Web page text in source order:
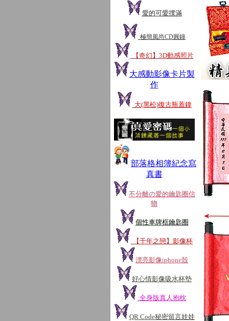
愛的可愛撲滿
極簡風尚CD圓鐘
【奇幻】3D動感照片
大感動影像卡片製
作
大(黑松)復古瓶蓋鐘
部落格相簿紀念寫
真書
不分離の愛的鑰匙圈信
物
個性車牌框鑰匙圈
【千年之戀】影像杯
漂亮影像iphone殼
好心情影像吸水杯墊
全身版真人抱枕
QR Code秘密留言娃娃